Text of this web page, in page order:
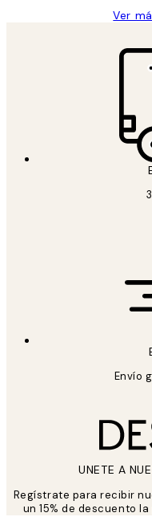
Ver
Envío
UNETE A
Regístrate para recibir
un 15% de descuento